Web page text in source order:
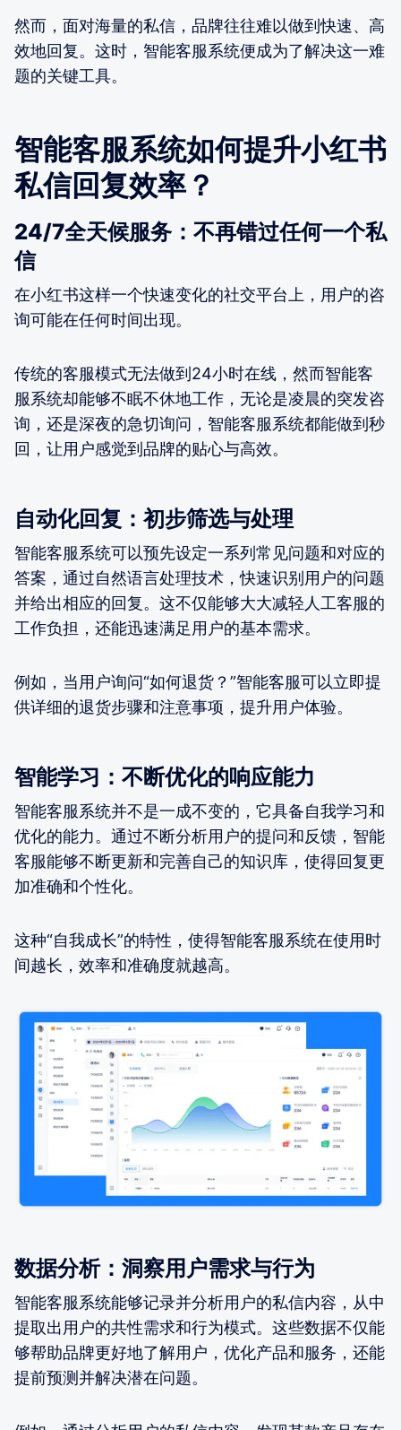
然而，面对海量的私信，品牌往往难以做到快速、高
效地回复。这时，智能客服系统便成为了解决这一难
题的关键工具。
智能客服系统如何提升小红书
私信回复效率？
24/7全天候服务：不再错过任何一个私
信
在小红书这样一个快速变化的社交平台上，用户的咨
询可能在任何时间出现。
传统的客服模式无法做到24小时在线，然而智能客
服系统却能够不眠不休地工作，无论是凌晨的突发咨
询，还是深夜的急切询问，智能客服系统都能做到秒
回，让用户感觉到品牌的贴心与高效。
自动化回复：初步筛选与处理
智能客服系统可以预先设定一系列常见问题和对应的
答案，通过自然语言处理技术，快速识别用户的问题
并给出相应的回复。这不仅能够大大减轻人工客服的
工作负担，还能迅速满足用户的基本需求。
例如，当用户询问“如何退货？”智能客服可以立即提
供详细的退货步骤和注意事项，提升用户体验。
智能学习：不断优化的响应能力
智能客服系统并不是一成不变的，它具备自我学习和
优化的能力。通过不断分析用户的提问和反馈，智能
客服能够不断更新和完善自己的知识库，使得回复更
加准确和个性化。
这种“自我成长”的特性，使得智能客服系统在使用时
间越长，效率和准确度就越高。
数据分析：洞察用户需求与行为
智能客服系统能够记录并分析用户的私信内容，从中
提取出用户的共性需求和行为模式。这些数据不仅能
够帮助品牌更好地了解用户，优化产品和服务，还能
提前预测并解决潜在问题。